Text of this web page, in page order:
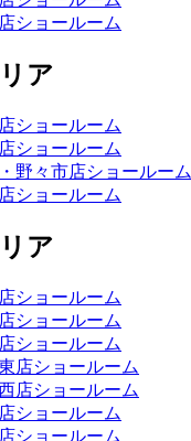
ショールーム
ア
ショールーム
ショールーム
野々市店ショールーム
ショールーム
ア
ショールーム
ショールーム
ショールーム
店ショールーム
店ショールーム
ショールーム
ショールーム